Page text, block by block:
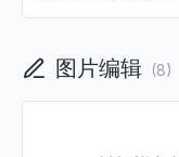
图片编辑 (8)